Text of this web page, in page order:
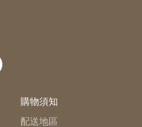
購物須知
配送地區